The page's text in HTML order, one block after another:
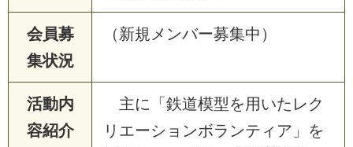
会員募
集状況
（新規メンバー募集中）
活動内
容紹介
主に「鉄道模型を用いたレク
リエーションボランティア」を